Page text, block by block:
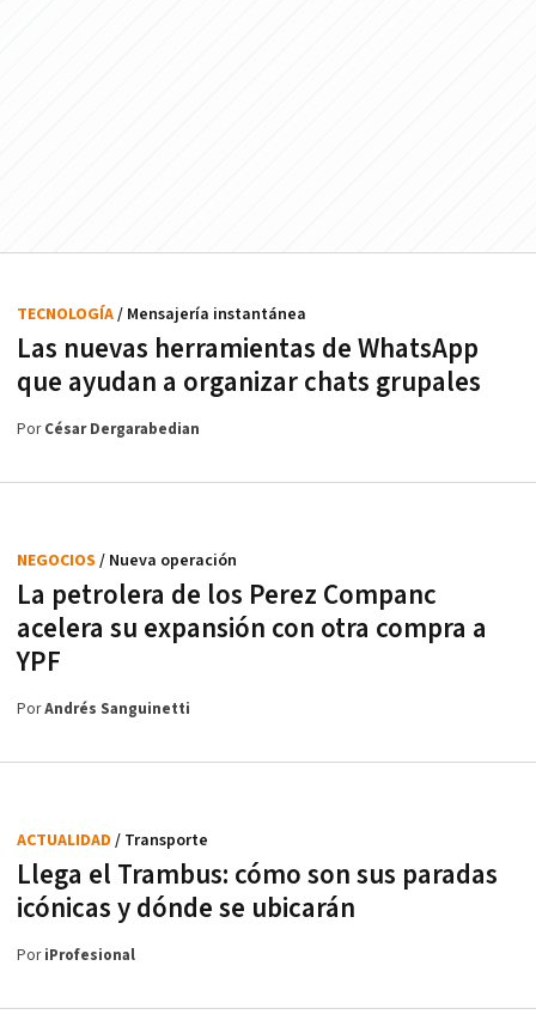
Las nuevas herramientas de WhatsApp
que ayudan a organizar chats grupales
TECNOLOGÍA/ Mensajería instantánea
PorCésar Dergarabedian
La petrolera de los Perez Companc
acelera su expansión con otra compra a
YPF
NEGOCIOS / Nueva operación
PorAndrés Sanguinetti
Llega el Trambus: cómo son sus paradas
icónicas y dónde se ubicarán
ACTUALIDAD / Transporte
PoriProfesional